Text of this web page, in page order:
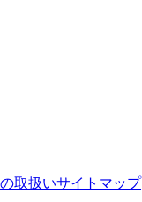
取扱いサイトマップ